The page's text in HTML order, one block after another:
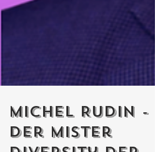
Michel Rudin -